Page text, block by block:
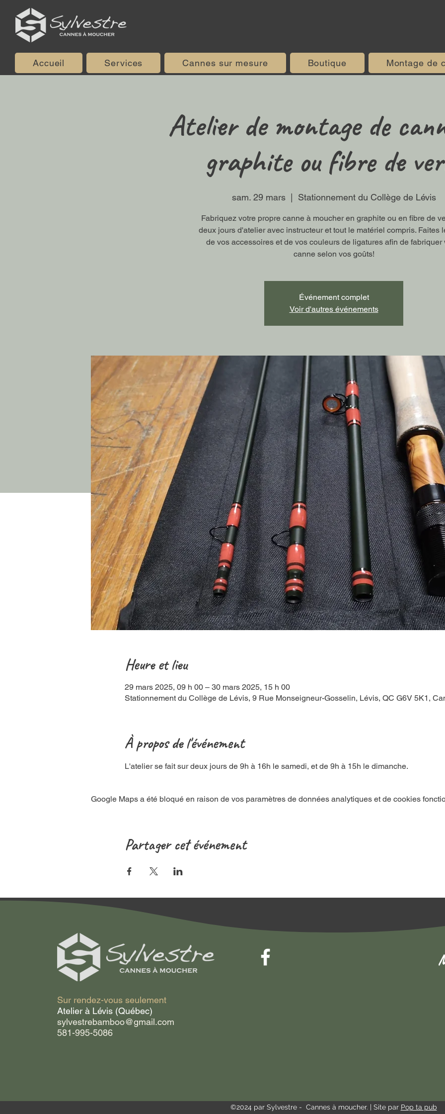
Accueil Services Cannes sur mesure Boutique Montage de
Atelier de montage de
graphite ou fibre de
sam. 29 mars
  |
Stationnement du Collège de Lévis
Fabriquez votre propre canne à moucher en graphite ou en fibre de
deux jours d'atelier avec instructeur et tout le matériel compris. Faites
de vos accessoires et de vos couleurs de ligatures afin de fabriquer
canne selon vos goûts!
Événement complet
Voir d'autres événements
Heure et lieu
29 mars 2025, 09 h 00 – 30 mars 2025, 15 h 00
Stationnement du Collège de Lévis, 9 Rue Monseigneur-Gosselin, Lévis, QC G6V 5K1,
À propos de l'événement
L'atelier se fait sur deux jours de 9h à 16h le samedi, et de 9h à 15h le dimanche.
Google Maps a été bloqué en raison de vos paramètres de données analytiques et de cookies
Partager cet événement
Sur rendez-vous seulement
Atelier à Lévis (Québec)
sylvestrebamboo@gmail.com
581-995-5086
©2024 par Sylvestre - Cannes à moucher. | Site par Pop ta pub